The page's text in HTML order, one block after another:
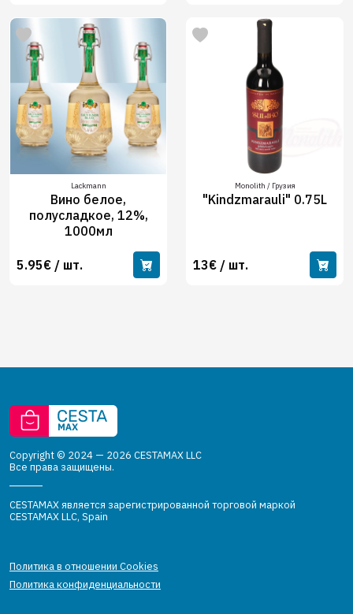
Lackmann
Вино белое,
полусладкое, 12%,
1000мл
5.95€ / шт.
Monolith / Грузия
"Kindzmarauli" 0.75L
13€ / шт.
Copyright © 2024 — 2026 CESTAMAX LLC
Все права защищены.
CESTAMAX является зарегистрированной торговой маркой
CESTAMAX LLC, Spain
Политика в отношении Cookies
Политика конфиденциальности